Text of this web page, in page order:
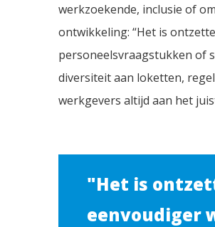
werkzoekende, inclusie of
ontwikkeling: “Het is
personeelsvraagstukken of
diversiteit aan loketten,
werkgevers altijd aan het
"Het is
eenvoudiger